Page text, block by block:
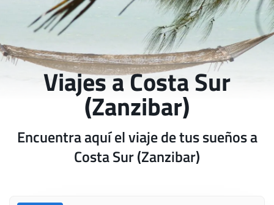
Viajes a Costa Sur
(Zanzibar)
Encuentra aquí el viaje de tus sueños a
Costa Sur (Zanzibar)